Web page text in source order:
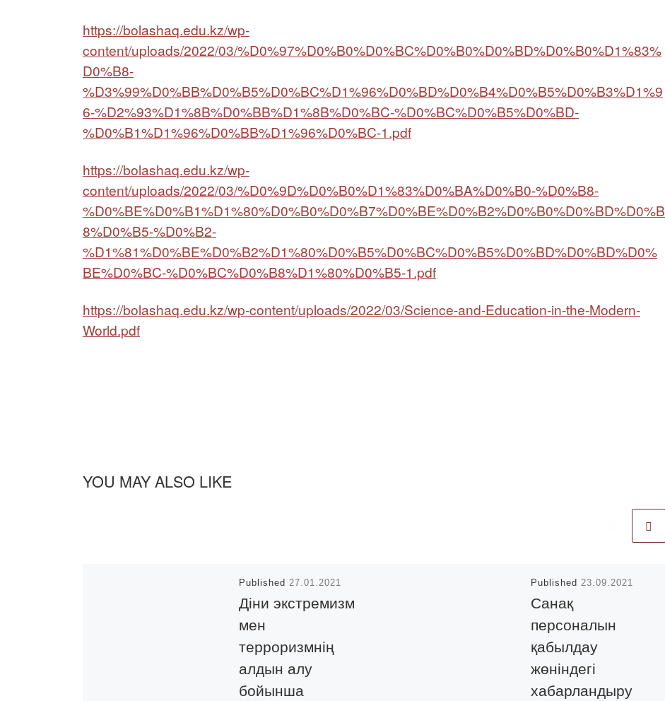
https://bolashaq.edu.kz/wp-
content/uploads/2022/03/%D0%97%D0%B0%D0%BC%D0%B0%D0%BD%D0%B0%D1%83%
D0%B8-
%D3%99%D0%BB%D0%B5%D0%BC%D1%96%D0%BD%D0%B4%D0%B5%D0%B3%D1%9
6-%D2%93%D1%8B%D0%BB%D1%8B%D0%BC-%D0%BC%D0%B5%D0%BD-
%D0%B1%D1%96%D0%BB%D1%96%D0%BC-1.pdf
https://bolashaq.edu.kz/wp-
content/uploads/2022/03/%D0%9D%D0%B0%D1%83%D0%BA%D0%B0-%D0%B8-
%D0%BE%D0%B1%D1%80%D0%B0%D0%B7%D0%BE%D0%B2%D0%B0%D0%BD%D0%B
8%D0%B5-%D0%B2-
%D1%81%D0%BE%D0%B2%D1%80%D0%B5%D0%BC%D0%B5%D0%BD%D0%BD%D0%
BE%D0%BC-%D0%BC%D0%B8%D1%80%D0%B5-1.pdf
https://bolashaq.edu.kz/wp-content/uploads/2022/03/Science-and-Education-in-the-Modern-
World.pdf
YOU MAY ALSO LIKE
Published27.01.2021
Діни экстремизм
мен
терроризмнің
алдын алу
бойынша
Published 23.09.2021
Санақ
персоналын
қабылдау
жөніндегі
хабарландыру